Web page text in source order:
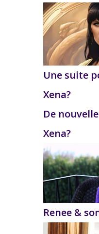
Une suite
Xena?
De
Xena?
Renee &